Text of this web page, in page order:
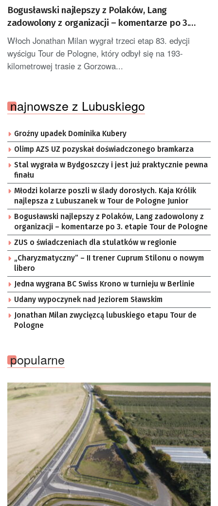
Bogusławski najlepszy z Polaków, Lang
zadowolony z organizacji – komentarze po 3.
etapie Tour de Pologne
Włoch Jonathan Milan wygrał trzeci etap 83. edycji
wyścigu Tour de Pologne, który odbył się na 193-
kilometrowej trasie z Gorzowa...
najnowsze z Lubuskiego
Groźny upadek Dominika Kubery
Olimp AZS UZ pozyskał doświadczonego bramkarza
Stal wygrała w Bydgoszczy i jest już praktycznie pewna
finału
Młodzi kolarze poszli w ślady dorosłych. Kaja Królik
najlepsza z Lubuszanek w Tour de Pologne Junior
Bogusławski najlepszy z Polaków, Lang zadowolony z
organizacji – komentarze po 3. etapie Tour de Pologne
ZUS o świadczeniach dla stulatków w regionie
„Charyzmatyczny” – II trener Cuprum Stilonu o nowym
libero
Jedna wygrana BC Swiss Krono w turnieju w Berlinie
Udany wypoczynek nad Jeziorem Sławskim
Jonathan Milan zwycięzcą lubuskiego etapu Tour de
Pologne
popularne